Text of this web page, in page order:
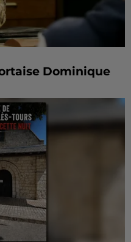
Dominique